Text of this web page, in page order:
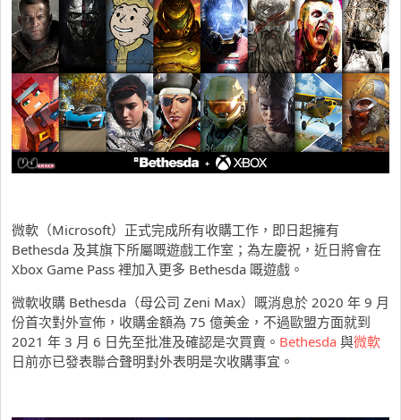
微軟（Microsoft）正式完成所有收購工作，即日起擁有
Bethesda 及其旗下所屬嘅遊戲工作室；為左慶祝，近日將會在
Xbox Game Pass 裡加入更多 Bethesda 嘅遊戲。
微軟收購 Bethesda（母公司 Zeni Max）嘅消息於 2020 年 9 月
份首次對外宣佈，收購金額為 75 億美金，不過歐盟方面就到
2021 年 3 月 6 日先至批准及確認是次買賣。 Bethesda 與微軟
日前亦已發表聯合聲明對外表明是次收購事宜。